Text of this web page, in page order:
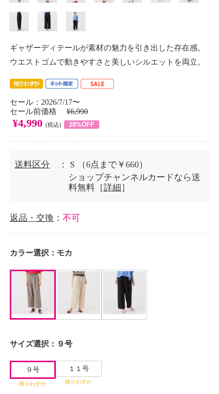
ギャザーディテールが素材の魅力を引き出した存在感。
ウエストゴムで動きやすさと美しいシルエットを両立。
セール：2026/7/17〜
セール前価格 ¥6,990
¥4,990 (税込) 28%OFF
送料区分 ： S
（6点まで￥660）
ショップチャンネルカードなら送
料無料［詳細 ］
返品・交換 ： 不可
カラー選択： モカ
サイズ選択： ９号
９号
残りわずか
１１号
残りわずか